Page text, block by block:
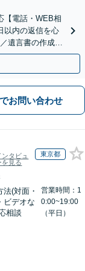
【電話・WEB相
以内の返信を心
遺言書の作成・
り】
お問い合わせ
ンタビュ
を見る
東京都
法(対面・
ビデオな
相談
営業時間：1
0:00~19:00
（平日）